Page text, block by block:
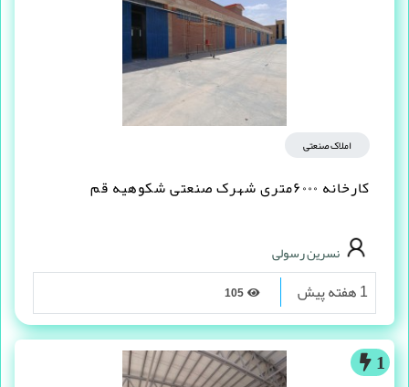
املاک صنعتی
کارخانه ۶۰۰۰متری شهرک صنعتی شکوهیه قم
نسرین رسولی
1 هفته پیش
1